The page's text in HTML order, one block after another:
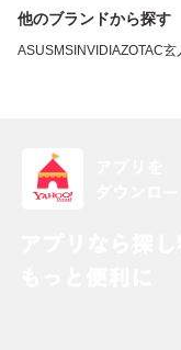
他のブランドから探す
ASUSMSI NVIDIAZOTAC玄